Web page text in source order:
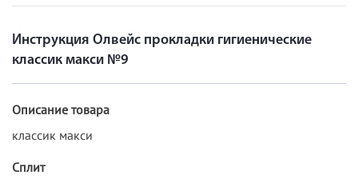
Инструкция Олвейс прокладки гигиенические
классик макси №9
Описание товара
классик макси
Сплит